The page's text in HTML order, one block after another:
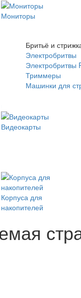
Мониторы
Бритьё и
Электробритвы
Электробритвы
Триммеры
Машинки для
Видеокарты
Корпуса для
накопителей